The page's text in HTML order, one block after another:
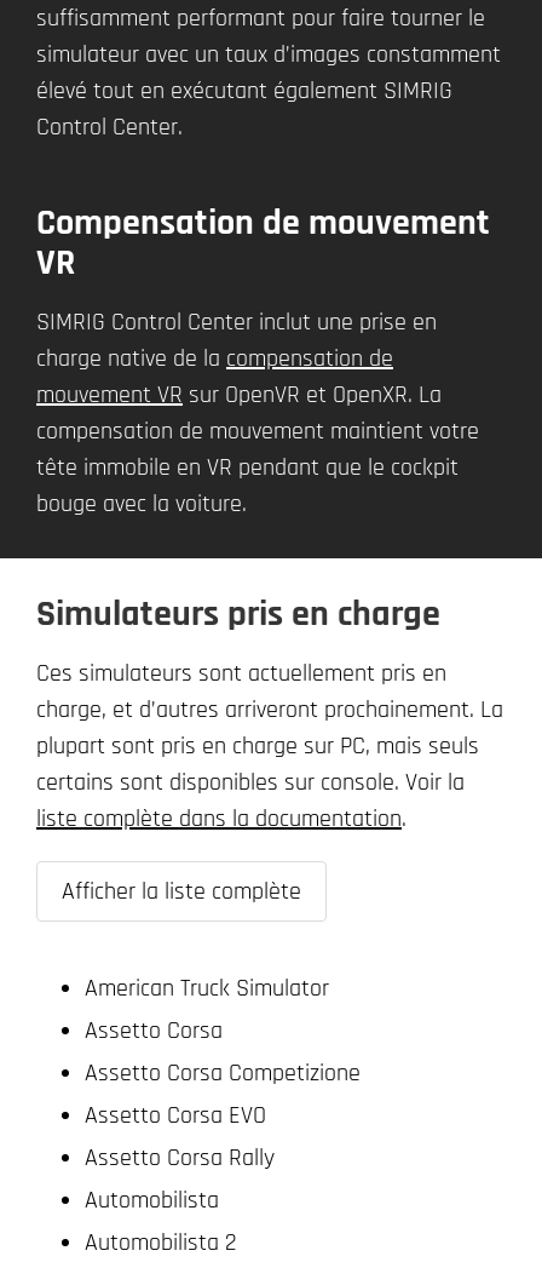
suffisamment performant pour faire tourner le
simulateur avec un taux d’images constamment
élevé tout en exécutant également SIMRIG
Control Center.
Compensation de mouvement
VR
SIMRIG Control Center inclut une prise en
charge native de la compensation de
mouvement VR sur OpenVR et OpenXR. La
compensation de mouvement maintient votre
tête immobile en VR pendant que le cockpit
bouge avec la voiture.
Simulateurs pris en charge
Ces simulateurs sont actuellement pris en
charge, et d’autres arriveront prochainement. La
plupart sont pris en charge sur PC, mais seuls
certains sont disponibles sur console. Voir la
liste complète dans la documentation.
Afficher la liste complète
American Truck Simulator
Assetto Corsa
Assetto Corsa Competizione
Assetto Corsa EVO
Assetto Corsa Rally
Automobilista
Automobilista 2